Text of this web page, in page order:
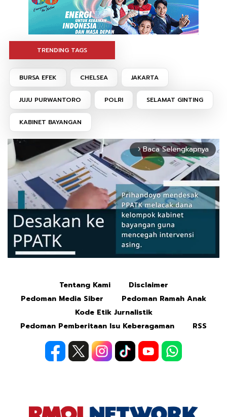
TRENDING TAGS
BURSA EFEK CHELSEA JAKARTA
JUJU PURWANTORO POLRI SELAMAT GINTING
KABINET BAYANGAN
arrow_forward_ios Baca Selengkapnya
Tentang Kami
Disclaimer
Pedoman Media Siber
Pedoman Ramah Anak
Kode Etik Jurnalistik
Pedoman Pemberitaan Isu Keberagaman
RSS